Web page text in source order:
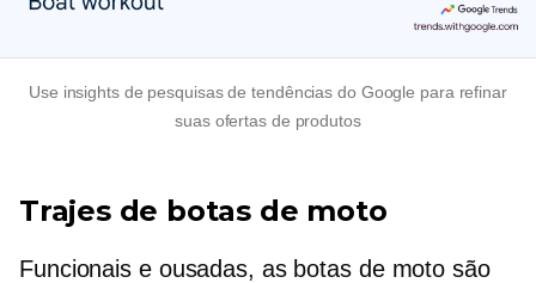
Use insights de pesquisas de tendências do Google para refinar
suas ofertas de produtos
Trajes de botas de moto
Funcionais e ousadas, as botas de moto são